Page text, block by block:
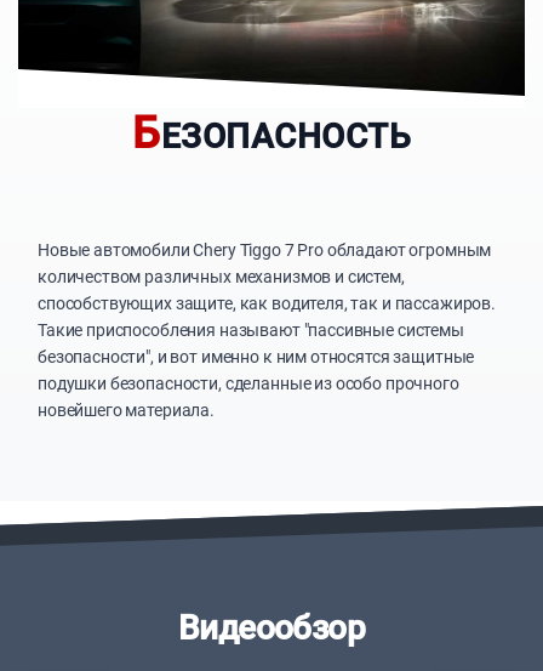
Б ЕЗОПАСНОСТЬ
Новые автомобили Chery Tiggo 7 Pro обладают огромным
количеством различных механизмов и систем,
способствующих защите, как водителя, так и пассажиров.
Такие приспособления называют "пассивные системы
безопасности", и вот именно к ним относятся защитные
подушки безопасности, сделанные из особо прочного
новейшего материала.
Видеообзор